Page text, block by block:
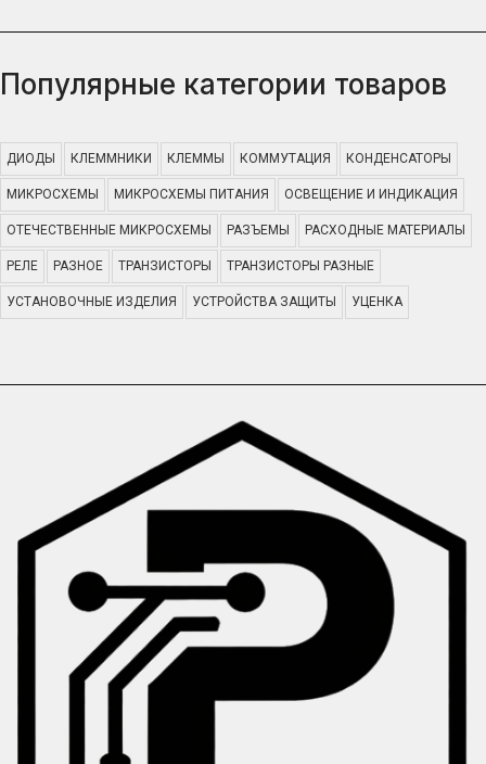
Популярные категории товаров
ДИОДЫ КЛЕММНИКИ КЛЕММЫ КОММУТАЦИЯ КОНДЕНСАТОРЫ
МИКРОСХЕМЫ МИКРОСХЕМЫ ПИТАНИЯ ОСВЕЩЕНИЕ И ИНДИКАЦИЯ
ОТЕЧЕСТВЕННЫЕ МИКРОСХЕМЫ РАЗЪЕМЫ РАСХОДНЫЕ МАТЕРИАЛЫ
РЕЛЕ РАЗНОЕ ТРАНЗИСТОРЫ ТРАНЗИСТОРЫ РАЗНЫЕ
УСТАНОВОЧНЫЕ ИЗДЕЛИЯ УСТРОЙСТВА ЗАЩИТЫ УЦЕНКА